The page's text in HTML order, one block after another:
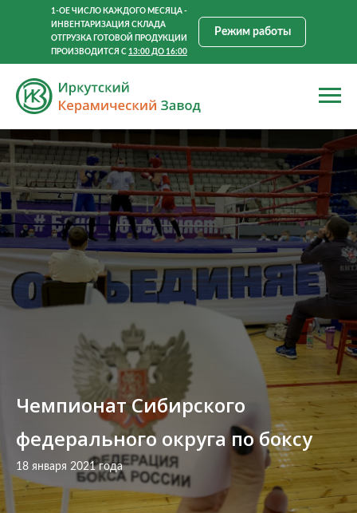
1-ОЕ ЧИСЛО КАЖДОГО МЕСЯЦА -
ИНВЕНТАРИЗАЦИЯ СКЛАДА
ОТГРУЗКА ГОТОВОЙ ПРОДУКЦИИ
ПРОИЗВОДИТСЯ С 13:00 ДО 16:00
Режим работы
Чемпионат Сибирского
федерального округа по боксу
18 января 2021 года